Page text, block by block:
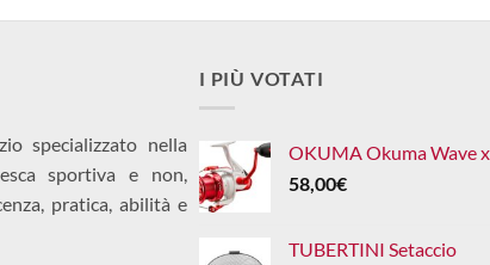
specializzato nella
sportiva e non,
pratica, abilità e
I PIÙ VOTATI
OKUMA Okuma Wave
58,00€
TUBERTINI Setaccio